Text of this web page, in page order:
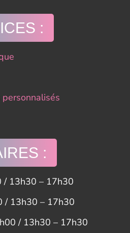
:
:
/ 13h30 – 17h30
/ 13h30 – 17h30
/ 13h30 – 17h30